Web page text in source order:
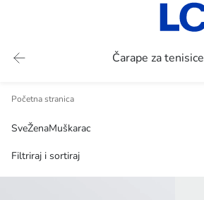
Čarape za tenisice
Početna stranica
SveŽenaMuškarac
Filtriraj i sortiraj